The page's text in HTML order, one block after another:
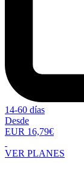
14-60 días
Desde
EUR 16,79€
VER PLANES